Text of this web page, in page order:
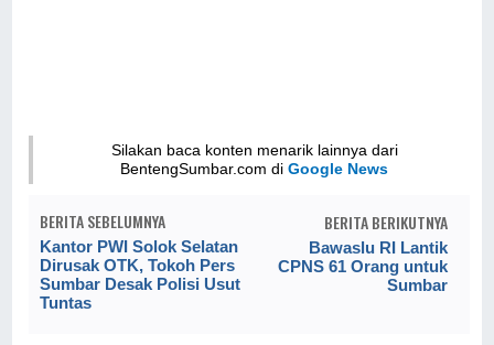
Silakan baca konten menarik lainnya dari
BentengSumbar.com diGoogle News
BERITA SEBELUMNYA
Kantor PWI Solok Selatan
Dirusak OTK, Tokoh Pers
Sumbar Desak Polisi Usut
Tuntas
BERITA BERIKUTNYA
Bawaslu RI Lantik
CPNS 61 Orang untuk
Sumbar